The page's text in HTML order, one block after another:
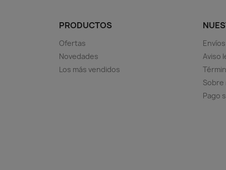
PRODUCTOS
Ofertas
Novedades
Los más vendidos
Aviso
Pago